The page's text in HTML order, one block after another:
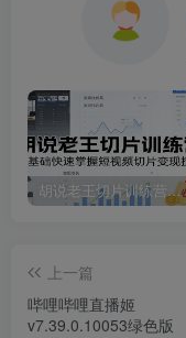
胡说老王切片训练营，零基础快速掌握短视频切片变现技巧
上一篇
哔哩哔哩直播姬
v7.39.0.10053绿色版